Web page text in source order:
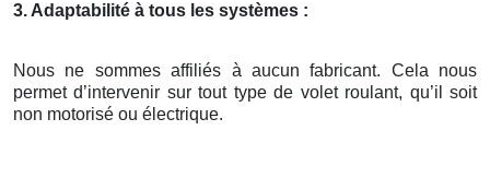
3. Adaptabilité à tous les systèmes :
Nous ne sommes affiliés à aucun fabricant. Cela nous
permet d’intervenir sur tout type de volet roulant, qu’il soit
non motorisé ou électrique.